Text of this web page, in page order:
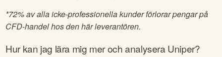
*72% av alla icke-professionella kunder förlorar pengar på
CFD-handel hos den här leverantören.
Hur kan jag lära mig mer och analyseraUniper?